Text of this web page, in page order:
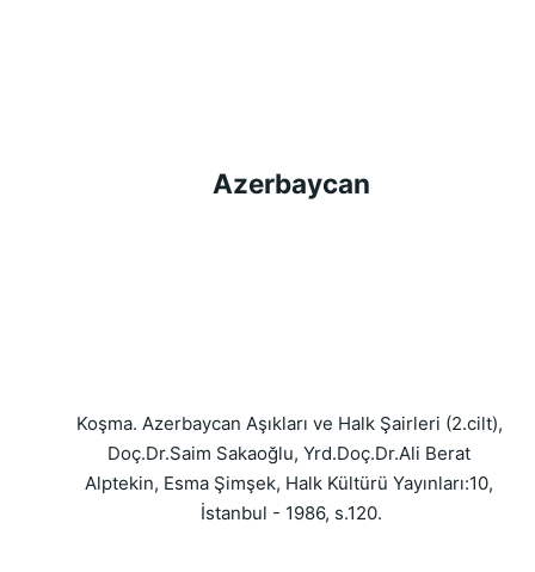
Azerbaycan
Koşma. Azerbaycan Aşıkları ve Halk Şairleri (2.cilt),
Doç.Dr.Saim Sakaoğlu, Yrd.Doç.Dr.Ali Berat
Alptekin, Esma Şimşek, Halk Kültürü Yayınları:10,
İstanbul - 1986, s.120.